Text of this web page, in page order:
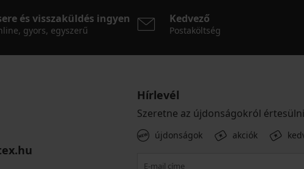
és visszaküldés ingyen
gyors, egyszerű
Kedvező
Postaköltség
Hírlevél
Szeretne az újdonságokról
újdonságok akciók